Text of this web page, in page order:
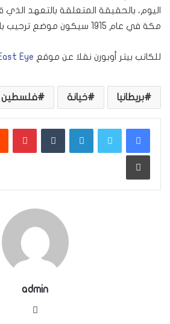
اليوم، بالحقيقة المتعلقة بالتعهد
مكة في عام 1915 سيكون موضع ترحيب بالتأكيد”.
للكاتب بيتر أوبورن نقلا عن موقع Eye
بريطانيا خيانة فلسطين
لينكدإن
طباعة
admin